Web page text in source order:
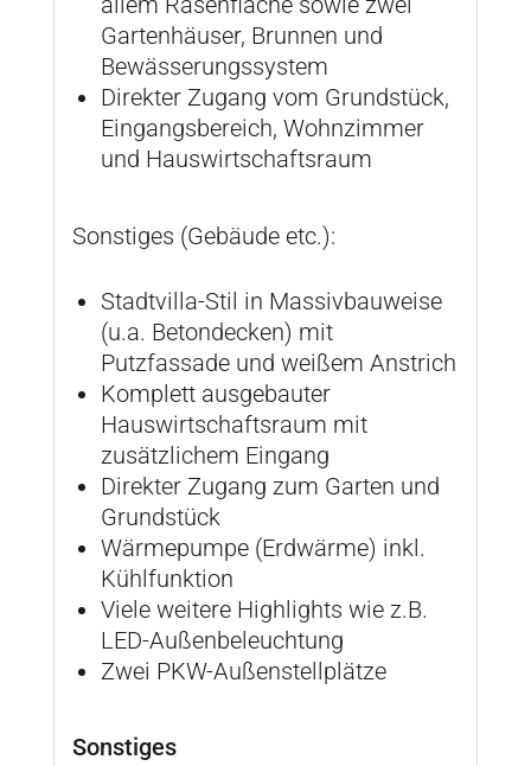
Gartenhäuser, Brunnen und
Bewässerungssystem
Direkter Zugang vom Grundstück,
Eingangsbereich, Wohnzimmer
und Hauswirtschaftsraum
Sonstiges (Gebäude etc.):
Stadtvilla-Stil in Massivbauweise
(u.a. Betondecken) mit
Putzfassade und weißem Anstrich
Komplett ausgebauter
Hauswirtschaftsraum mit
zusätzlichem Eingang
Direkter Zugang zum Garten und
Grundstück
Wärmepumpe (Erdwärme) inkl.
Kühlfunktion
Viele weitere Highlights wie z.B.
LED-Außenbeleuchtung
Zwei PKW-Außenstellplätze
Sonstiges